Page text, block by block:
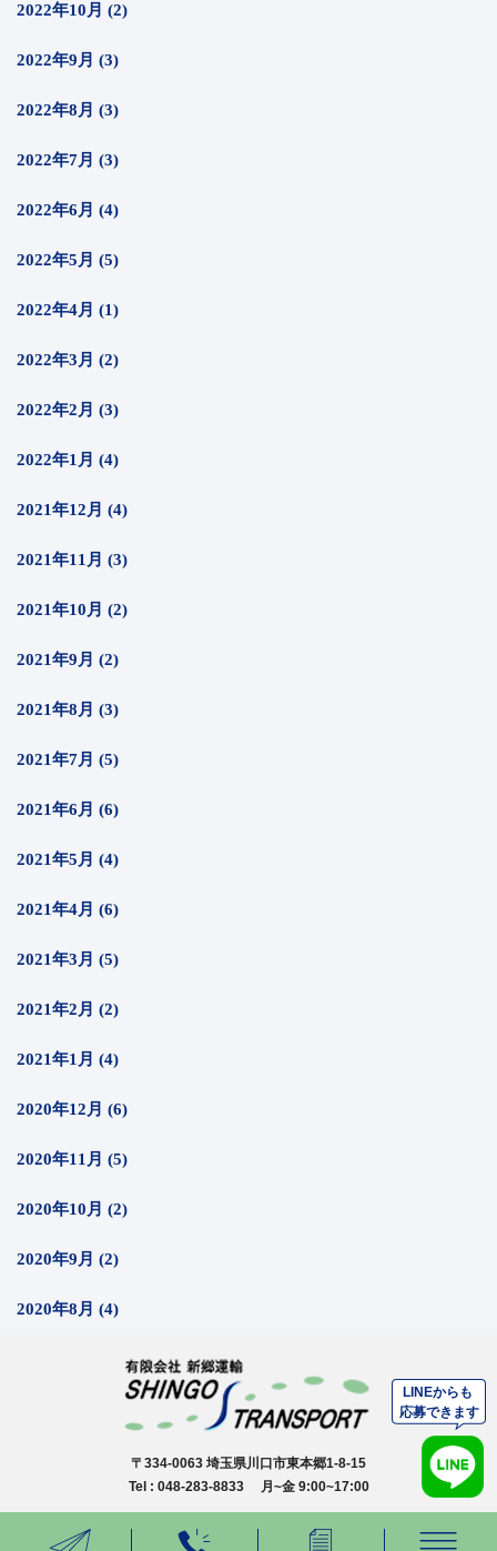
2022年10月 (2)
2022年9月 (3)
2022年8月 (3)
2022年7月 (3)
2022年6月 (4)
2022年5月 (5)
2022年4月 (1)
2022年3月 (2)
2022年2月 (3)
2022年1月 (4)
2021年12月 (4)
2021年11月 (3)
2021年10月 (2)
2021年9月 (2)
2021年8月 (3)
2021年7月 (5)
2021年6月 (6)
2021年5月 (4)
2021年4月 (6)
2021年3月 (5)
2021年2月 (2)
2021年1月 (4)
2020年12月 (6)
2020年11月 (5)
2020年10月 (2)
2020年9月 (2)
2020年8月 (4)
〒334-0063 埼玉県川口市東本郷1-8-15
Tel : 048-283-8833 月~金 9:00~17:00